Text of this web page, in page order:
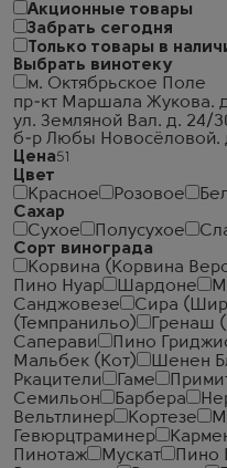
Акционные товары
Забрать сегодня
Только товары в
Выбрать винотеку
м. Октябрьское Поле
пр-кт Маршала Жукова.
ул. Земляной Вал. д. 24/
б-р Любы Новосёловой.
Цена
Цвет
Красное
Розовое
Сахар
Сухое
Полусухое
Сорт винограда
Корвина (Корвина
Пино Нуар
Шардоне
Санджовезе
Сира
(Темпранильо)
Гренаш
Саперави
Пино
Мальбек (Кот)
Шенен
Ркацители
Гаме
Семильон
Барбера
Вельтлинер
Кортезе
Гевюрцтраминер
Пинотаж
Мускат
Пино